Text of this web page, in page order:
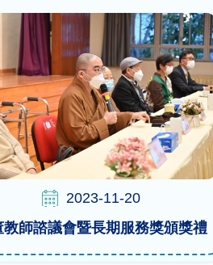
2023-11-20
教師諮議會暨長期服務獎頒獎禮